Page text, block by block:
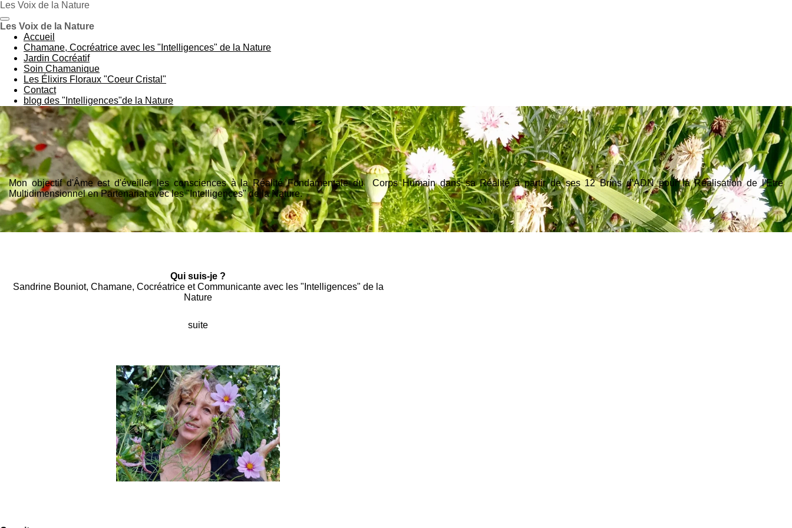
Passer
au
contenu
principal
Les Voix de la Nature
Les Voix de la Nature
Accueil
Chamane, Cocréatrice avec les "Intelligences" de la Nature
Jardin Cocréatif
Soin Chamanique
Les Élixirs Floraux "Coeur Cristal"
Contact
blog des "Intelligences"de la Nature
Mon objectif d'Âme est d'éveiller les consciences à la Réalité Fondamentale du Corps Humain dans sa Réalité à partir de ses 12 Brins d'ADN pour la Réalisation de l'Etre
Multidimensionnel en Partenariat avec les "Intelligences" de la Nature.
Qui suis-je ?
Sandrine Bouniot, Chamane, Cocréatrice et Communicante avec les "Intelligences" de la
Nature
suite